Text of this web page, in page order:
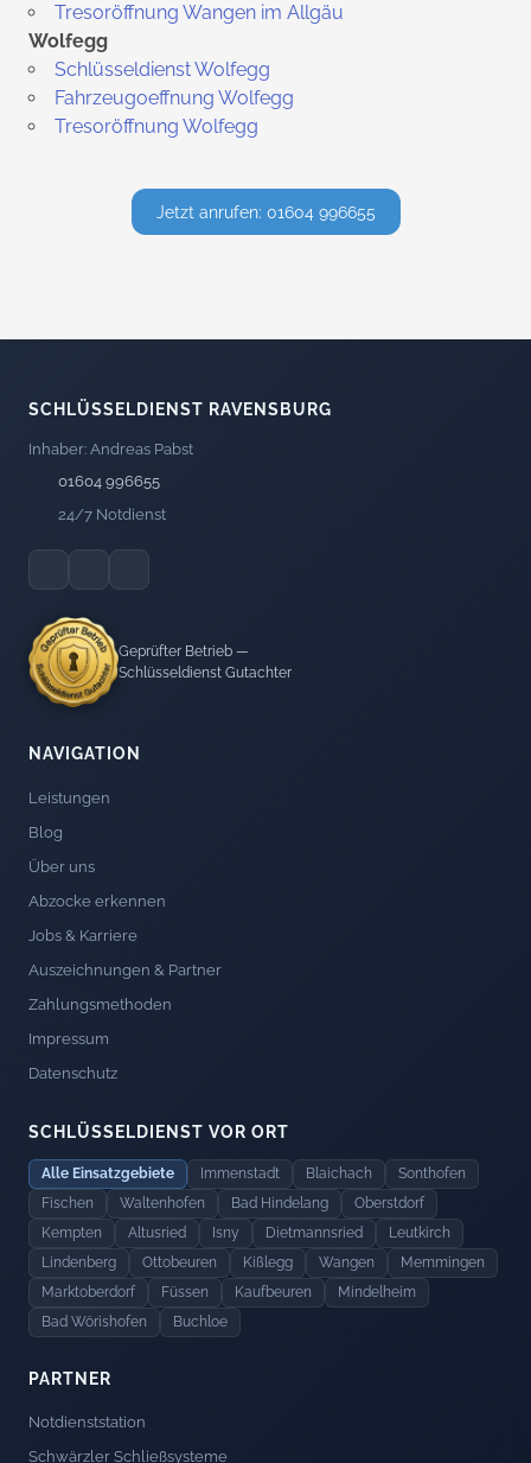
Tresoröffnung Wangen im Allgäu
Wolfegg
Schlüsseldienst Wolfegg
Fahrzeugoeffnung Wolfegg
Tresoröffnung Wolfegg
Jetzt anrufen: 01604 996655
SCHLÜSSELDIENST RAVENSBURG
Inhaber: Andreas Pabst
01604 996655
24/7 Notdienst
Geprüfter Betrieb —
Schlüsseldienst Gutachter
NAVIGATION
Leistungen
Blog
Über uns
Abzocke erkennen
Jobs & Karriere
Auszeichnungen & Partner
Zahlungsmethoden
Impressum
Datenschutz
SCHLÜSSELDIENST VOR ORT
Alle Einsatzgebiete Immenstadt Blaichach
Sonthofen
Fischen
Waltenhofen Bad Hindelang
Oberstdorf
Kempten
Altusried Isny Dietmannsried
Leutkirch
Lindenberg
Ottobeuren Kißlegg Wangen
Memmingen
Marktoberdorf
Füssen Kaufbeuren
Mindelheim
Bad Wörishofen
Buchloe
PARTNER
Notdienststation
Schwärzler Schließsysteme